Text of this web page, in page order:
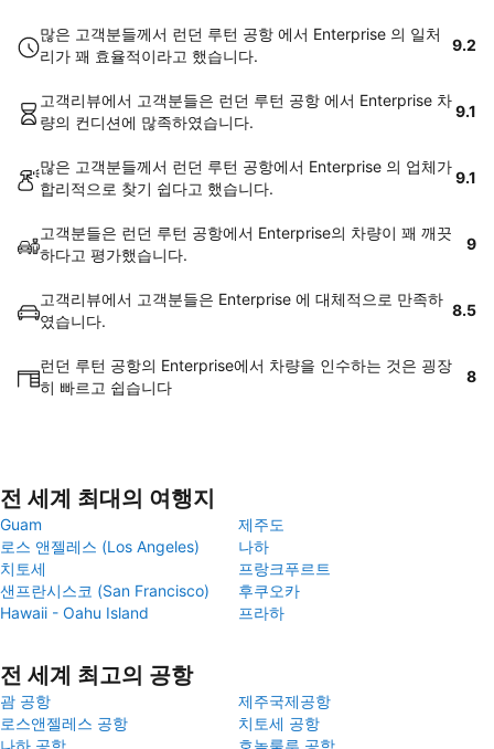
많은 고객분들께서 런던 루턴 공항 에서 Enterprise 의 일처
리가 꽤 효율적이라고 했습니다.
9.2
고객리뷰에서 고객분들은 런던 루턴 공항 에서 Enterprise 차
량의 컨디션에 많족하였습니다.
9.1
많은 고객분들께서 런던 루턴 공항에서 Enterprise 의 업체가
합리적으로 찾기 쉽다고 했습니다.
9.1
고객분들은 런던 루턴 공항에서 Enterprise의 차량이 꽤 깨끗
하다고 평가했습니다.
9
고객리뷰에서 고객분들은 Enterprise 에 대체적으로 만족하
였습니다.
8.5
런던 루턴 공항의 Enterprise에서 차량을 인수하는 것은 굉장
히 빠르고 쉽습니다
8
전 세계 최대의 여행지
Guam
제주도
로스 앤젤레스 (Los Angeles)
나하
치토세
프랑크푸르트
샌프란시스코 (San Francisco)
후쿠오카
Hawaii - Oahu Island
프라하
전 세계 최고의 공항
괌 공항
제주국제공항
로스앤젤레스 공항
치토세 공항
나하 공항
호놀룰루 공항